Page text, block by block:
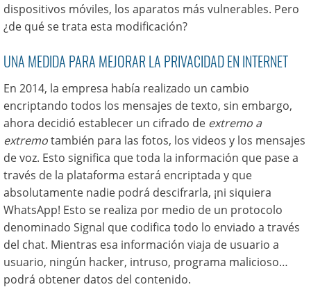
dispositivos móviles, los aparatos más vulnerables. Pero
¿de qué se trata esta modificación?
UNA MEDIDA PARA MEJORAR LA PRIVACIDAD EN INTERNET
En 2014, la empresa había realizado un cambio
encriptando todos los mensajes de texto, sin embargo,
ahora decidió establecer un cifrado de extremo a
extremotambién para las fotos, los videos y los mensajes
de voz. Esto significa que toda la información que pase a
través de la plataforma estará encriptada y que
absolutamente nadie podrá descifrarla, ¡ni siquiera
WhatsApp! Esto se realiza por medio de un protocolo
denominado Signal que codifica todo lo enviado a través
del chat. Mientras esa información viaja de usuario a
usuario, ningún hacker, intruso, programa malicioso…
podrá obtener datos del contenido.